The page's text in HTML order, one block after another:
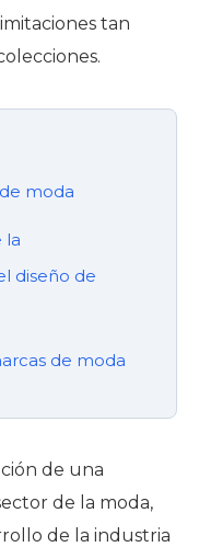
tan
moda
la
diseño de
de moda
de una
de la moda,
de la industria